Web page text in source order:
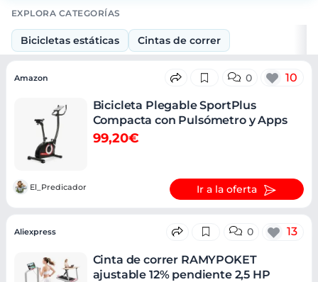
EXPLORA CATEGORÍAS
Bicicletas estáticas Cintas de correr
Amazon 0 10
Bicicleta Plegable SportPlus
Compacta con Pulsómetro y Apps
99,20€
El_Predicador Ir a la oferta
Aliexpress 0 13
Cinta de correr RAMYPOKET
ajustable 12% pendiente 2,5 HP